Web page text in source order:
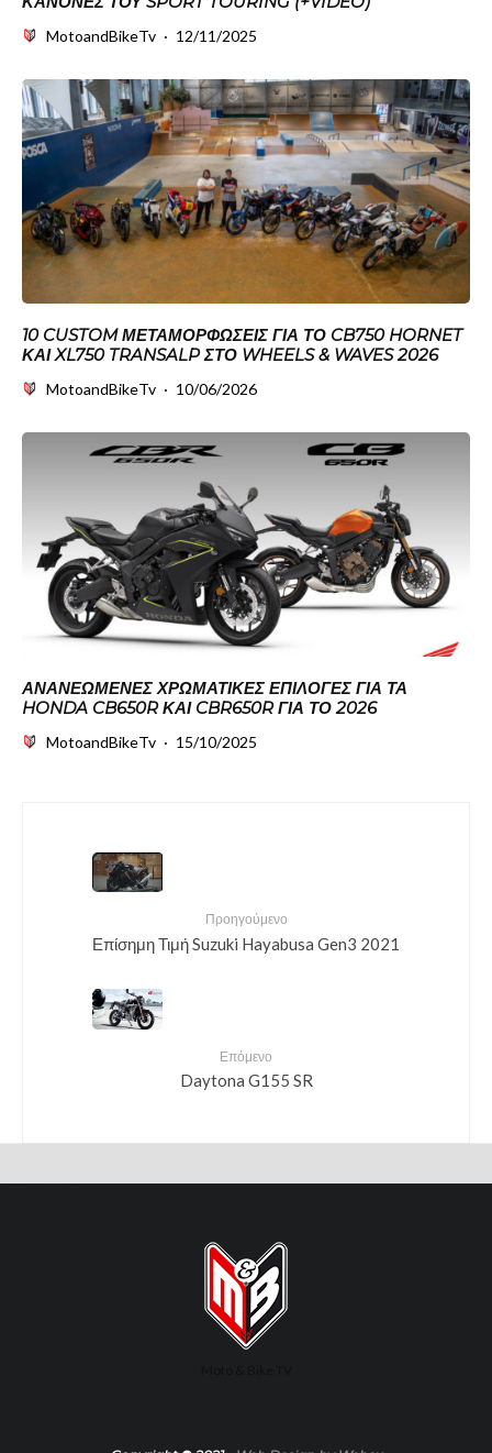
MotoandBikeTv · 12/11/2025
10 CUSTOM ΜΕΤΑΜΟΡΦΏΣΕΙΣ ΓΙΑ ΤΟ CB750 HORNET
ΚΑΙ XL750 TRANSALP ΣΤΟ WHEELS & WAVES 2026
MotoandBikeTv · 10/06/2026
ΑΝΑΝΕΩΜΈΝΕΣ ΧΡΩΜΑΤΙΚΈΣ ΕΠΙΛΟΓΈΣ ΓΙΑ ΤΑ
HONDA CB650R ΚΑΙ CBR650R ΓΙΑ ΤΟ 2026
MotoandBikeTv · 15/10/2025
Προηγούμενο
Επίσημη Τιμή Suzuki Hayabusa Gen3 2021
Επόμενο
Daytona G155 SR